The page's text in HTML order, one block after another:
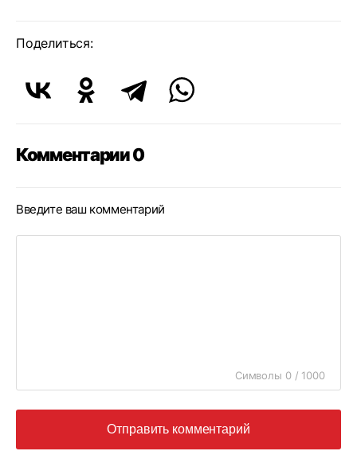
Поделиться:
Комментарии 0
Введите ваш комментарий
Символы 0 / 1000
Отправить комментарий